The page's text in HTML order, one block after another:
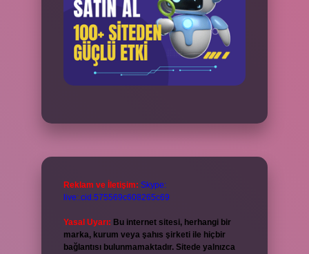
Reklam ve İletişim: Skype:
live:.cid.575569c608265c69
Yasal Uyarı: Bu internet sitesi, herhangi bir
marka, kurum veya şahıs şirketi ile hiçbir
bağlantısı bulunmamaktadır. Sitede yalnızca